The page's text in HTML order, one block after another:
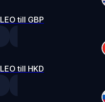
LEO till GBP
LEO till HKD